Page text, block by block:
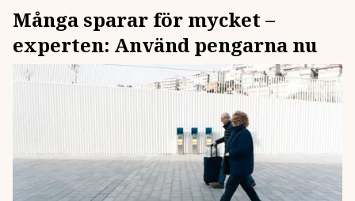
Många sparar för mycket –
experten: Använd pengarna nu